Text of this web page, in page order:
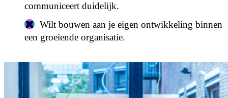
communiceert duidelijk.
Wilt bouwen aan je eigen ontwikkeling binnen
een groeiende organisatie.